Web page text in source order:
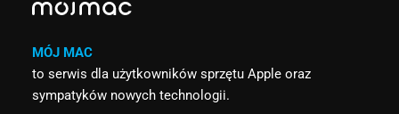
MÓJ MAC
to serwis dla użytkowników sprzętu Apple oraz
sympatyków nowych technologii.